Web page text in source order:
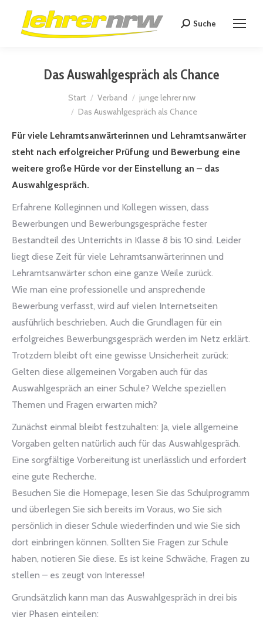
Search:
Suche
Das Auswahlgespräch als Chance
Sie befinden sich hier:
Start Verband
junge lehrer nrw
Das Auswahlgespräch als Chance
Für viele Lehramtsanwärterinnen und Lehramtsanwärter
steht nach erfolgreicher Prüfung und Bewerbung eine
weitere große Hürde vor der Einstellung an – das
Auswahlgespräch.
Erfahrene Kolleginnen und Kollegen wissen, dass
Bewerbungen und Bewerbungsgespräche fester
Bestandteil des Unterrichts in Klasse 8 bis 10 sind. Leider
liegt diese Zeit für viele Lehramtsanwärterinnen und
Lehramtsanwärter schon eine ganze Weile zurück.
Wie man eine professionelle und ansprechende
Bewerbung verfasst, wird auf vielen Internetseiten
ausführlich beschrieben. Auch die Grundlagen für ein
erfolgreiches Bewerbungsgespräch werden im Netz erklärt.
Trotzdem bleibt oft eine gewisse Unsicherheit zurück:
Gelten diese allgemeinen Vorgaben auch für das
Auswahlgespräch an einer Schule? Welche speziellen
Themen und Fragen erwarten mich?
Zunächst einmal bleibt festzuhalten: Ja, viele allgemeine
Vorgaben gelten natürlich auch für das Auswahlgespräch.
Eine sorgfältige Vorbereitung ist unerlässlich und erfordert
eine gute Recherche.
Besuchen Sie die Homepage, lesen Sie das Schulprogramm
und überlegen Sie sich bereits im Voraus, wo Sie sich
persönlich in dieser Schule wiederfinden und wie Sie sich
dort einbringen können. Sollten Sie Fragen zur Schule
haben, notieren Sie diese. Es ist keine Schwäche, Fragen zu
stellen – es zeugt von Interesse!
Grundsätzlich kann man das Auswahlgespräch in drei bis
vier Phasen einteilen: